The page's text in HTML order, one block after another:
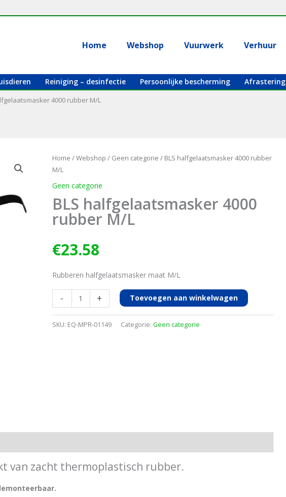
Home Webshop Vuurwerk Verhuur
Reiniging – desinfectie Persoonlijke bescherming Afrastering
4000 rubber M/L
Home /Webshop / Geen categorie / BLS halfgelaatsmasker 4000 rubber
M/L
Geen categorie
BLS halfgelaatsmasker 4000
rubber M/L
€23.58
Rubberen halfgelaatsmasker maat M/L
-
halfgelaatsmasker
4000
+ Toevoegen aan winkelwagen
SKU: EQ-MPR-01149 Categorie: Geen categorie
van zacht thermoplastisch rubber.